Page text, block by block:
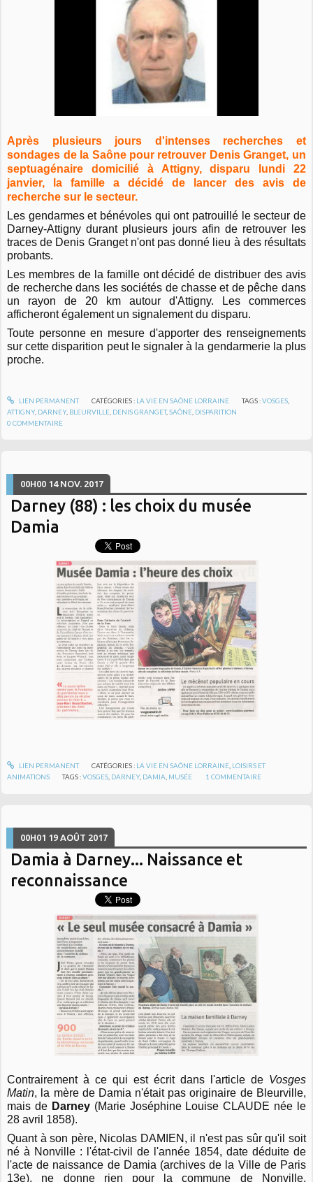
Après plusieurs jours d'intenses recherches et
sondages de la Saône pour retrouver Denis Granget, un
septuagénaire domicilié à Attigny, disparu lundi 22
janvier, la famille a décidé de lancer des avis de
recherche sur le secteur.
Les gendarmes et bénévoles qui ont patrouillé le secteur de
Darney-Attigny durant plusieurs jours afin de retrouver les
traces de Denis Granget n'ont pas donné lieu à des résultats
probants.
Les membres de la famille ont décidé de distribuer des avis
de recherche dans les sociétés de chasse et de pêche dans
un rayon de 20 km autour d'Attigny. Les commerces
afficheront également un signalement du disparu.
Toute personne en mesure d'apporter des renseignements
sur cette disparition peut le signaler à la gendarmerie la plus
proche.
LIEN PERMANENT CATÉGORIES : LA VIE EN SAÔNE LORRAINE TAGS :VOSGES
ATTIGNY, DARNEY, BLEURVILLE DENIS GRANGET,SAÔNE DISPARITION
0 COMMENTAIRE
00H00 14 NOV. 2017
Darney (88) : les choix du musée
Damia
LIEN PERMANENT CATÉGORIES : LA VIE EN SAÔNE LORRAINE, LOISIRS ET
ANIMATIONS
TAGS :VOSGES DARNEY, DAMIA MUSÉE 1 COMMENTAIRE
00H01 19 AOÛT 2017
Damia à Darney... Naissance et
reconnaissance
Contrairement à ce qui est écrit dans l'article de Vosges
Matin, la mère de Damia n'était pas originaire de Bleurville,
mais de Darney(Marie Joséphine Louise CLAUDE née le
28 avril 1858).
Quant à son père, Nicolas DAMIEN, il n'est pas sûr qu'il soit
né à Nonville : l'état-civil de l'année 1854, date déduite de
l'acte de naissance de Damia (archives de la Ville de Paris
13e), ne donne rien pour la commune de Nonville.